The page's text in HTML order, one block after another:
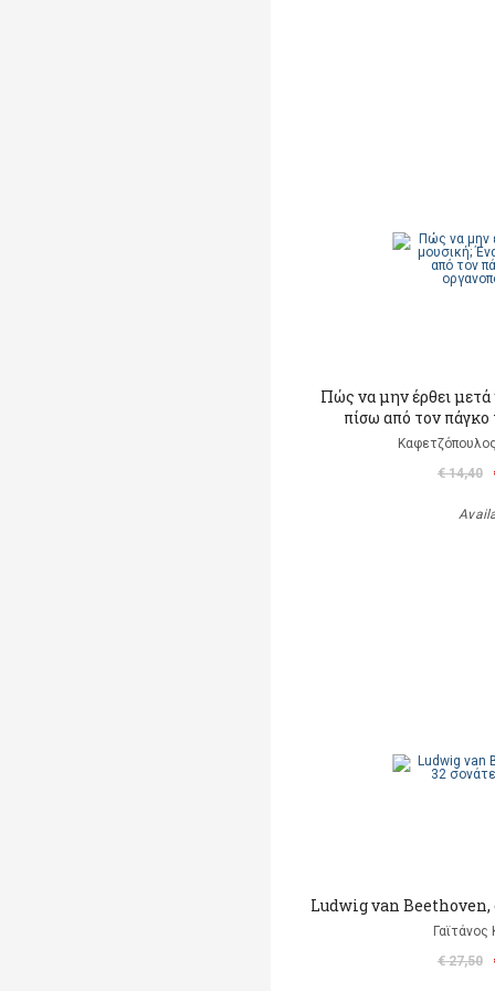
Πώς να μην έρθει μετά
πίσω από τον πάγκο
€ 14,40
Ludwig van Beethoven,
€ 27,50